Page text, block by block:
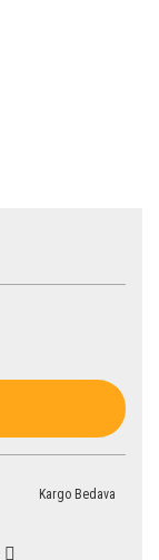
Kargo Bedava